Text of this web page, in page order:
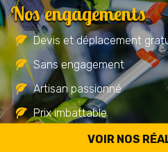
VOIR NOS
Nos engagements
Devis et déplacement
Sans engagement
Artisan passionné
Prix imbattable
Travail de qualité